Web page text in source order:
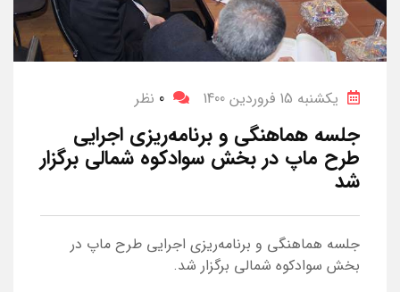
یکشنبه 15 فروردین 1400 0 نظر
جلسه هماهنگی و برنامه‌ریزی اجرایی
طرح ماپ در بخش سوادکوه شمالی برگزار
شد
جلسه هماهنگی و برنامه‌ریزی اجرایی طرح ماپ در
بخش سوادکوه شمالی برگزار شد.